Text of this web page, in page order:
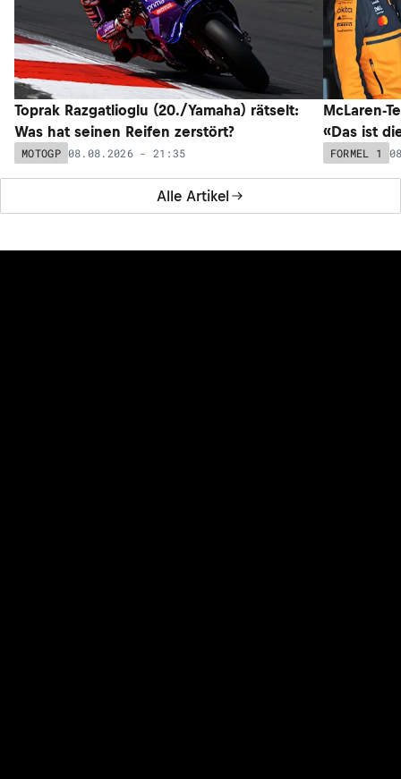
Alle Artikel
Toprak Razgatlioglu (20./Yamaha) rätselt:
Was hat seinen Reifen zerstört?
MOTOGP 08.08.2026 - 21:35
McLaren-
«Das ist
FORMEL 1